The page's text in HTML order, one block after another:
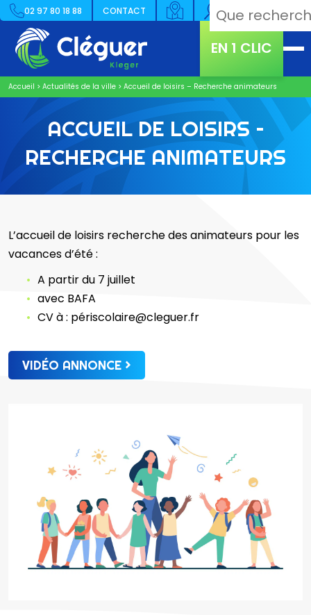
02 97 80 18 88 CONTACT
EN 1 CLIC
Accueil > Actualités de la ville > Accueil de loisirs – Recherche animateurs
ACCUEIL DE LOISIRS –
RECHERCHE ANIMATEURS
L’accueil de loisirs recherche des animateurs pour les
vacances d’été :
A partir du 7 juillet
avec BAFA
CV à : périscolaire@cleguer.fr
VIDÉO ANNONCE